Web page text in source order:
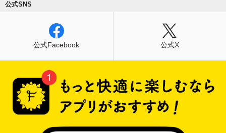
公式SNS
公式Facebook 公式X